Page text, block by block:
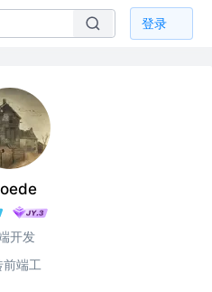
登录
开发
前端工